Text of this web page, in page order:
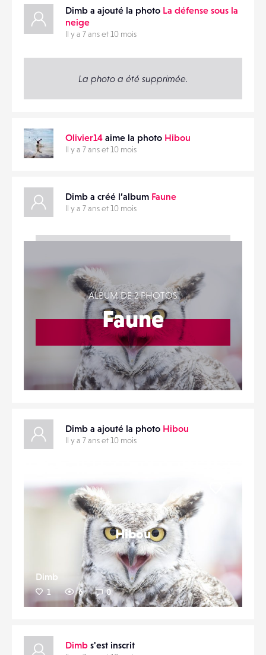
Dimb a ajouté la photo La défense sous la
neige
Il y a 7 ans et 10 mois
La photo a été supprimée.
Olivier14 aime la photo Hibou
Il y a 7 ans et 10 mois
Dimb a créé l’album Faune
Il y a 7 ans et 10 mois
ALBUM DE 2 PHOTOS
Faune
Dimb a ajouté la photo Hibou
Il y a 7 ans et 10 mois
Hibou
Dimb
1 6 0
Dimb s'est inscrit